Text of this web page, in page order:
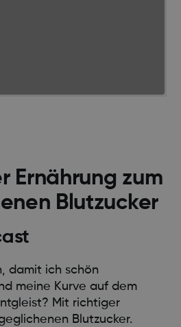
Ernährung zum
Blutzucker
damit ich schön
meine Kurve auf dem
Mit richtiger
Blutzucker.